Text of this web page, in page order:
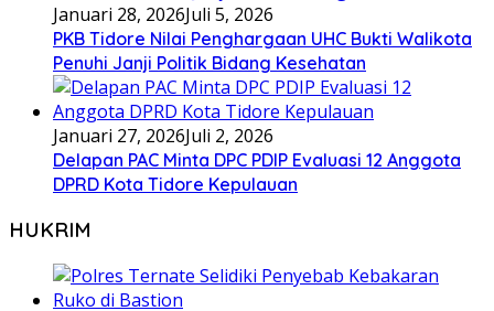
Januari 28, 2026Juli 5, 2026
PKB Tidore Nilai Penghargaan UHC Bukti Walikota
Penuhi Janji Politik Bidang Kesehatan
Januari 27, 2026Juli 2, 2026
Delapan PAC Minta DPC PDIP Evaluasi 12 Anggota
DPRD Kota Tidore Kepulauan
HUKRIM